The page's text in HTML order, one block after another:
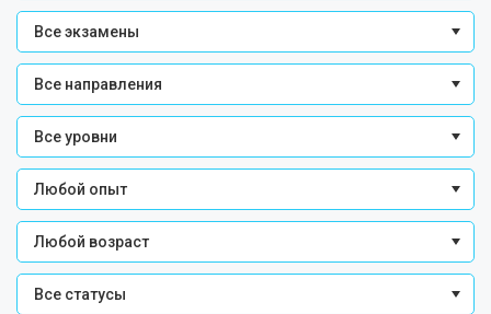
Все экзамены
Все направления
Все уровни
Любой опыт
Любой возраст
Все статусы